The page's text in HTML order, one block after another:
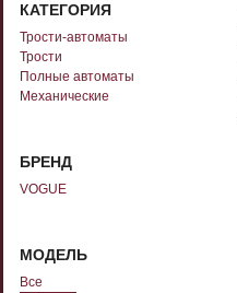
КАТЕГОРИЯ
Трости-автоматы
Трости
Полные автоматы
Механические
БРЕНД
VOGUE
МОДЕЛЬ
Все